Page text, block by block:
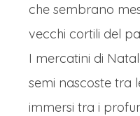
che sembrano
vecchi cortili del
I mercatini di
semi nascoste tra
immersi tra i